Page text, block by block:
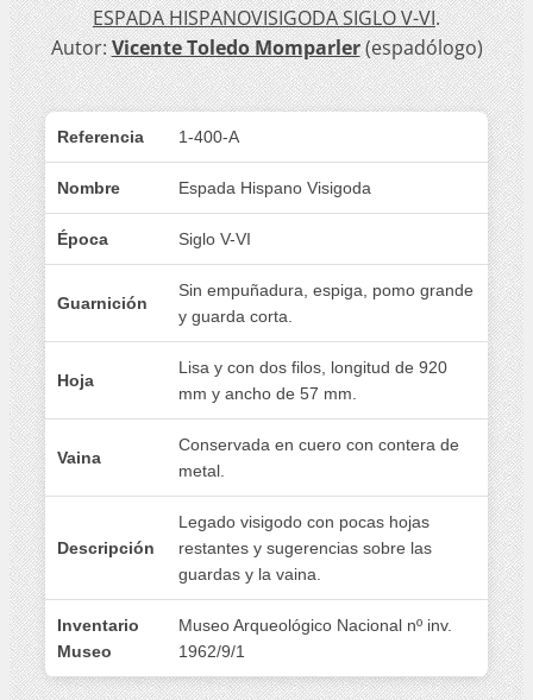
ESPADA HISPANOVISIGODA SIGLO V-VI.
Autor:Vicente Toledo Momparler(espadólogo)
Referencia 1-400-A
Nombre Espada Hispano Visigoda
Época Siglo V-VI
Guarnición
Sin empuñadura, espiga, pomo grande
y guarda corta.
Hoja
Lisa y con dos filos, longitud de 920
mm y ancho de 57 mm.
Vaina
Conservada en cuero con contera de
metal.
Descripción
Legado visigodo con pocas hojas
restantes y sugerencias sobre las
guardas y la vaina.
Inventario
Museo
Museo Arqueológico Nacional nº inv.
1962/9/1